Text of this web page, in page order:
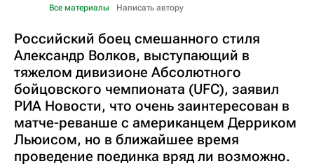
Все материалы
Написать автору
Российский боец смешанного стиля
Александр Волков, выступающий в
тяжелом дивизионе Абсолютного
бойцовского чемпионата (UFC), заявил
РИА Новости, что очень заинтересован в
матче-реванше с американцем Дерриком
Льюисом, но в ближайшее время
проведение поединка вряд ли возможно.